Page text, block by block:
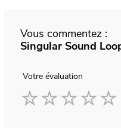
Vous commentez :
Singular Sound
Votre évaluation